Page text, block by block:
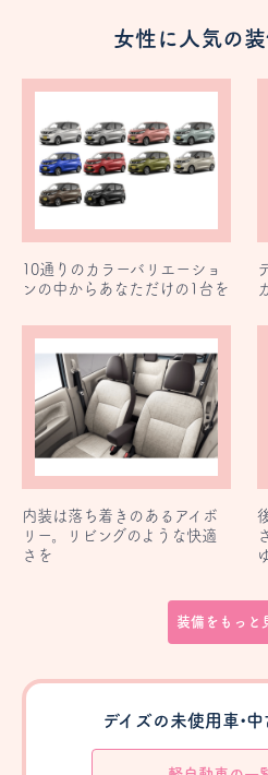
女性に人気の
10通りのカラーバリエーショ
ンの中からあなただけの1台を
内装は落ち着きのあるアイボ
リー。リビングのような快適
さを
装備をもっと
デイズの未使用車•中